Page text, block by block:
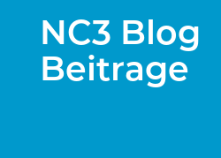
NC3 Blog
Beitrage